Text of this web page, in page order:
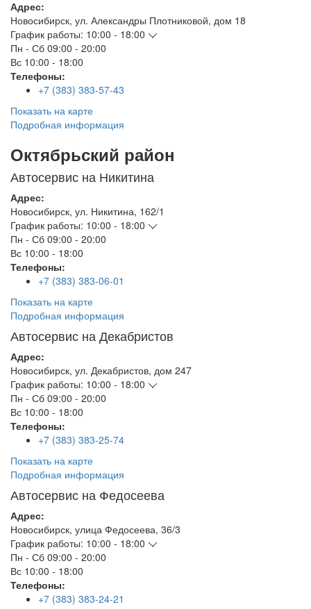
Адрес:
Новосибирск, ул. Александры Плотниковой, дом 18
График работы: 10:00 - 18:00
Пн - Сб 09:00 - 20:00
Вс 10:00 - 18:00
Телефоны:
+7 (383) 383-57-43
Показать на карте
Подробная информация
Октябрьский район
Автосервис на Никитина
Адрес:
Новосибирск, ул. Никитина, 162/1
График работы: 10:00 - 18:00
Пн - Сб 09:00 - 20:00
Вс 10:00 - 18:00
Телефоны:
+7 (383) 383-06-01
Показать на карте
Подробная информация
Автосервис на Декабристов
Адрес:
Новосибирск, ул. Декабристов, дом 247
График работы: 10:00 - 18:00
Пн - Сб 09:00 - 20:00
Вс 10:00 - 18:00
Телефоны:
+7 (383) 383-25-74
Показать на карте
Подробная информация
Автосервис на Федосеева
Адрес:
Новосибирск, улица Федосеева, 36/3
График работы: 10:00 - 18:00
Пн - Сб 09:00 - 20:00
Вс 10:00 - 18:00
Телефоны:
+7 (383) 383-24-21